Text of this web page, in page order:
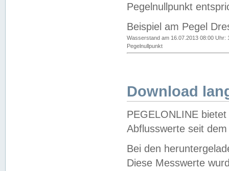
Pegelnullpunkt
Beispiel am Pegel
Wasserstand am 16.07.2013 08:00 Uhr:
Pegelnullpunkt
Download
PEGELONLINE
Abflusswerte seit
Bei den
Diese Messwerte